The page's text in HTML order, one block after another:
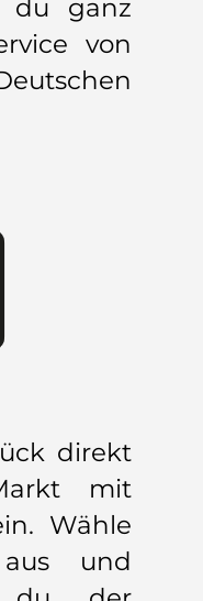
du ganz
von
direkt
mit
Wähle
und